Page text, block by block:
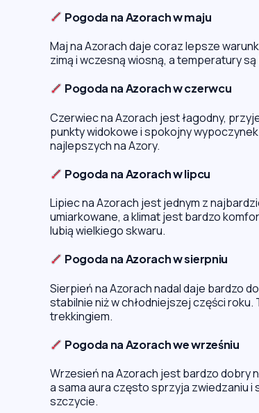
Pogoda na Azorach w maju
Maj na Azorach daje coraz lepsze
zimą i wczesną wiosną, a temperatury
Pogoda na Azorach w czerwcu
Czerwiec na Azorach jest łagodny,
punkty widokowe i spokojny
najlepszych na Azory.
Pogoda na Azorach w lipcu
Lipiec na Azorach jest jednym z
umiarkowane, a klimat jest bardzo
lubią wielkiego skwaru.
Pogoda na Azorach w sierpniu
Sierpień na Azorach nadal daje bardzo
stabilnie niż w chłodniejszej części
trekkingiem.
Pogoda na Azorach we wrześniu
Wrzesień na Azorach jest bardzo dobry
a sama aura często sprzyja zwiedzaniu
szczycie.